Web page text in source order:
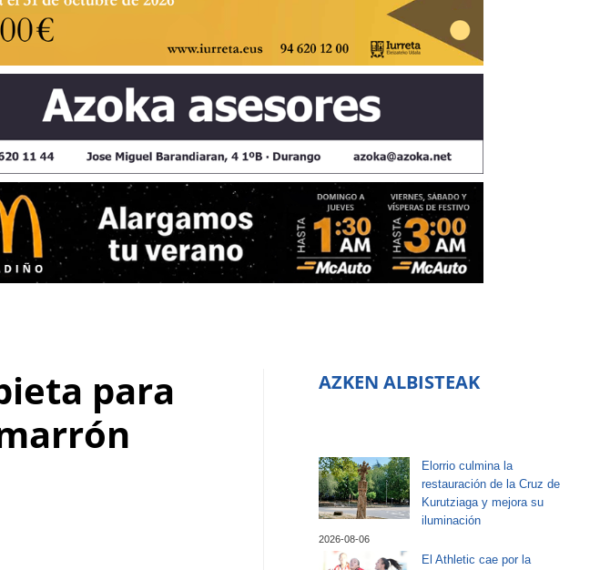
para
AZKEN ALBISTEAK
Elorrio culmina la
restauración de la Cruz de
Kurutziaga y mejora su
iluminación
2026-08-06
El Athletic cae por la